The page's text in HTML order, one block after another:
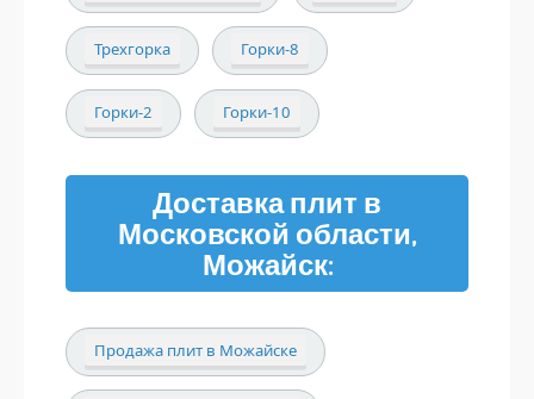
Трехгорка Горки-8
Горки-2 Горки-10
Доставка плит в
Московской области,
Можайск:
Продажа плит в Можайске